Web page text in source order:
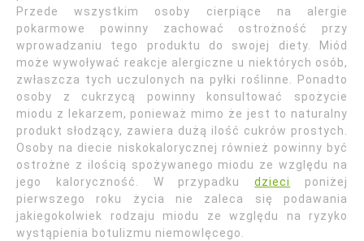
Przede wszystkim osoby cierpiące na alergie
pokarmowe powinny zachować ostrożność przy
wprowadzaniu tego produktu do swojej diety. Miód
może wywoływać reakcje alergiczne u niektórych osób,
zwłaszcza tych uczulonych na pyłki roślinne. Ponadto
osoby z cukrzycą powinny konsultować spożycie
miodu z lekarzem, ponieważ mimo że jest to naturalny
produkt słodzący, zawiera dużą ilość cukrów prostych.
Osoby na diecie niskokalorycznej również powinny być
ostrożne z ilością spożywanego miodu ze względu na
jego kaloryczność. W przypadkudzieci
poniżej
pierwszego roku życia nie zaleca się podawania
jakiegokolwiek rodzaju miodu ze względu na ryzyko
wystąpienia botulizmu niemowlęcego.